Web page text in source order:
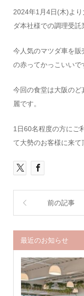
2024年1月4日(木)よ
ダ本社様での調理受託
今人気のマツダ車を
の赤ってかっこいいで
今回の食堂は大阪の
麗です。
1日60名程度の方にご
て大勢のお客様に来て
前の記事
最近のお知らせ